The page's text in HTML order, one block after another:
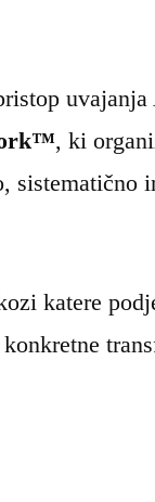
, ki
sistematično
katere